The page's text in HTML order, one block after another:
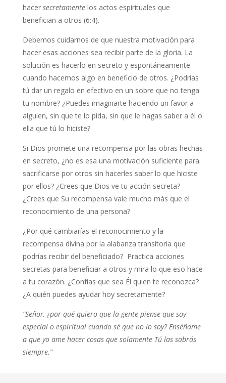
hacer secretamentelos actos espirituales que
benefician a otros (6:4).
Debemos cuidarnos de que nuestra motivación para
hacer esas acciones sea recibir parte de la gloria. La
solución es hacerlo en secreto y espontáneamente
cuando hacemos algo en beneficio de otros. ¿Podrías
tú dar un regalo en efectivo en un sobre que no tenga
tu nombre? ¿Puedes imaginarte haciendo un favor a
alguien, sin que te lo pida, sin que le hagas saber a él o
ella que tú lo hiciste?
Si Dios promete una recompensa por las obras hechas
en secreto, ¿no es esa una motivación suficiente para
sacrificarse por otros sin hacerles saber lo que hiciste
por ellos? ¿Crees que Dios ve tu acción secreta?
¿Crees que Su recompensa vale mucho más que el
reconocimiento de una persona?
¿Por qué cambiarías el reconocimiento y la
recompensa divina por la alabanza transitoria que
podrías recibir del beneficiado? Practica acciones
secretas para beneficiar a otros y mira lo que eso hace
a tu corazón. ¿Confías que sea Él quien te reconozca?
¿A quién puedes ayudar hoy secretamente?
“Señor, ¿por qué quiero que la gente piense que soy
especial o espiritual cuando sé que no lo soy? Enséñame
a que yo ame hacer cosas que solamente Tú las sabrás
siempre.”